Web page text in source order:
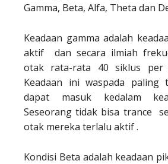
Gamma, Beta, Alfa, Theta dan
Keadaan gamma adalah
aktif dan secara ilmiah
otak rata-rata 40 siklus
Keadaan ini waspada paling
dapat masuk kedalam
Seseorang tidak bisa trance
otak mereka terlalu aktif .
Kondisi Beta adalah keadaan